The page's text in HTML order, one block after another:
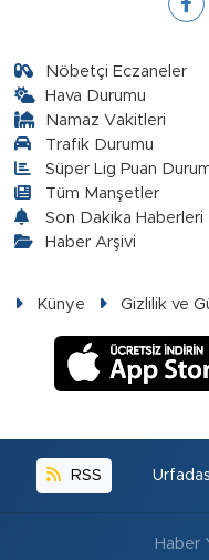
Nöbetçi Eczaneler
Hava Durumu
Namaz Vakitleri
Trafik Durumu
Süper Lig Puan
Tüm Manşetler
Son Dakika Haberleri
Haber Arşivi
Künye Gizlilik ve
RSS
Haber